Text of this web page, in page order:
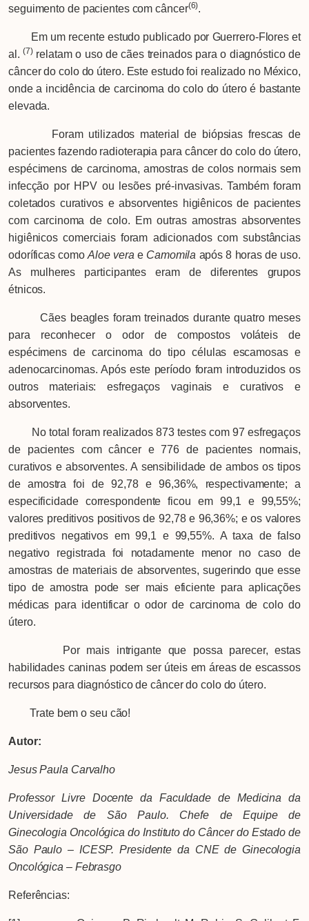
seguimento de pacientes com câncer(6).
Em um recente estudo publicado por Guerrero-Flores et
al.(7)relatam o uso de cães treinados para o diagnóstico de
câncer do colo do útero. Este estudo foi realizado no México,
onde a incidência de carcinoma do colo do útero é bastante
elevada.
Foram utilizados material de biópsias frescas de
pacientes fazendo radioterapia para câncer do colo do útero,
espécimens de carcinoma, amostras de colos normais sem
infecção por HPV ou lesões pré-invasivas. Também foram
coletados curativos e absorventes higiênicos de pacientes
com carcinoma de colo. Em outras amostras absorventes
higiênicos comerciais foram adicionados com substâncias
odoríficas comoAloe vera e Camomila após 8 horas de uso.
As mulheres participantes eram de diferentes grupos
étnicos.
Cães beagles foram treinados durante quatro meses
para reconhecer o odor de compostos voláteis de
espécimens de carcinoma do tipo células escamosas e
adenocarcinomas. Após este período foram introduzidos os
outros materiais: esfregaços vaginais e curativos e
absorventes.
No total foram realizados 873 testes com 97 esfregaços
de pacientes com câncer e 776 de pacientes normais,
curativos e absorventes. A sensibilidade de ambos os tipos
de amostra foi de 92,78 e 96,36%, respectivamente; a
especificidade correspondente ficou em 99,1 e 99,55%;
valores preditivos positivos de 92,78 e 96,36%; e os valores
preditivos negativos em 99,1 e 99,55%. A taxa de falso
negativo registrada foi notadamente menor no caso de
amostras de materiais de absorventes, sugerindo que esse
tipo de amostra pode ser mais eficiente para aplicações
médicas para identificar o odor de carcinoma de colo do
útero.
Por mais intrigante que possa parecer, estas
habilidades caninas podem ser úteis em áreas de escassos
recursos para diagnóstico de câncer do colo do útero.
Trate bem o seu cão!
Autor:
Jesus Paula Carvalho
Professor Livre Docente da Faculdade de Medicina da
Universidade de São Paulo. Chefe de Equipe de
Ginecologia Oncológica do Instituto do Câncer do Estado de
São Paulo – ICESP. Presidente da CNE de Ginecologia
Oncológica – Febrasgo
Referências: